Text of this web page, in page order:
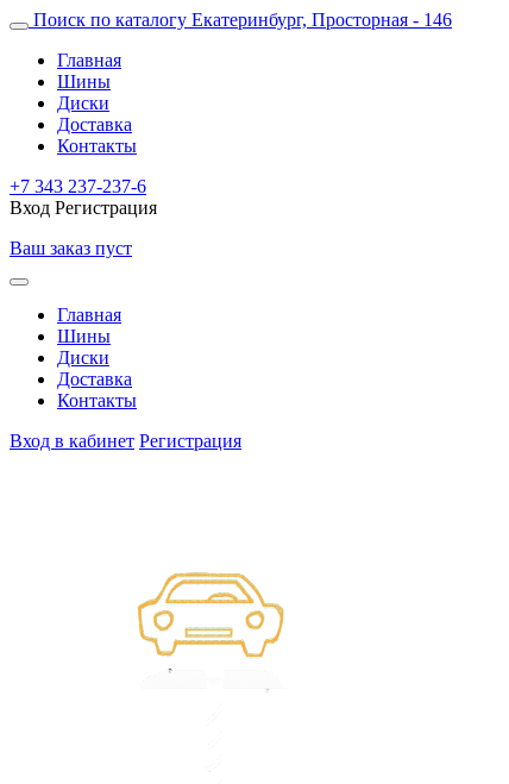
Поиск по каталогу Екатеринбург, Просторная - 146
Главная
Шины
Диски
Доставка
Контакты
+7 343 237-237-6
Вход Регистрация
Ваш заказ пуст
Главная
Шины
Диски
Доставка
Контакты
Вход в кабинет Регистрация